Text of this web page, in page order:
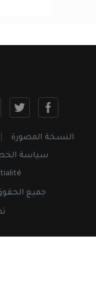
النسخة المصورة
سياسة
جميع